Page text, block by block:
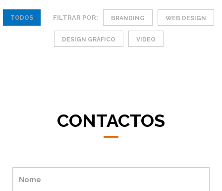
TODOS FILTRAR POR: BRANDING WEB DESIGN
DESIGN GRÁFICO VIDEO
CONTACTOS